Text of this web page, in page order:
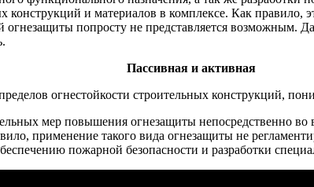
и материалов в комплексе. Как правило,
попросту не представляется возможным.
Пассивная и активная
огнестойкости строительных конструкций,
мер повышения огнезащиты непосредственно во
применение такого вида огнезащиты не
пожарной безопасности и разработки